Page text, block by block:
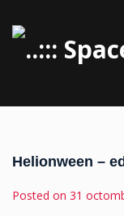
Helionween –
Posted on 31